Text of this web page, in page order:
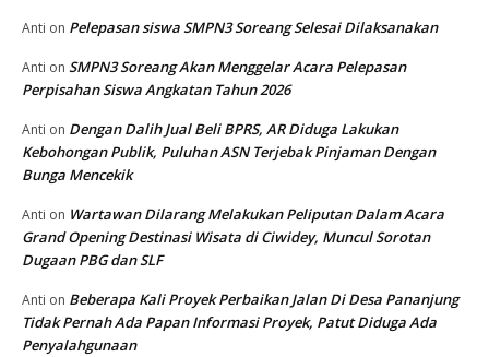
Anti on Pelepasan siswa SMPN3 Soreang Selesai Dilaksanakan
Anti on SMPN3 Soreang Akan Menggelar Acara Pelepasan
Perpisahan Siswa Angkatan Tahun 2026
Anti on Dengan Dalih Jual Beli BPRS, AR Diduga Lakukan
Kebohongan Publik, Puluhan ASN Terjebak Pinjaman Dengan
Bunga Mencekik
Anti on Wartawan Dilarang Melakukan Peliputan Dalam Acara
Grand Opening Destinasi Wisata di Ciwidey, Muncul Sorotan
Dugaan PBG dan SLF
Anti on Beberapa Kali Proyek Perbaikan Jalan Di Desa Pananjung
Tidak Pernah Ada Papan Informasi Proyek, Patut Diduga Ada
Penyalahgunaan